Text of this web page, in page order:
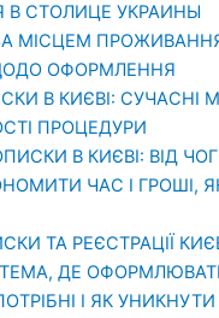
В СТОЛИЦЕ УКРАИНЫ
МІСЦЕМ
ОФОРМЛЕННЯ
В КИЄВІ: СУЧАСНІ
ПРОЦЕДУРИ
В КИЄВІ: ВІД
ЧАС І ГРОШІ,
ТА РЕЄСТРАЦІЇ
ДЕ
І ЯК